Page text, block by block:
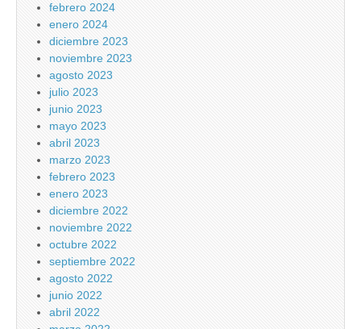
febrero 2024
enero 2024
diciembre 2023
noviembre 2023
agosto 2023
julio 2023
junio 2023
mayo 2023
abril 2023
marzo 2023
febrero 2023
enero 2023
diciembre 2022
noviembre 2022
octubre 2022
septiembre 2022
agosto 2022
junio 2022
abril 2022